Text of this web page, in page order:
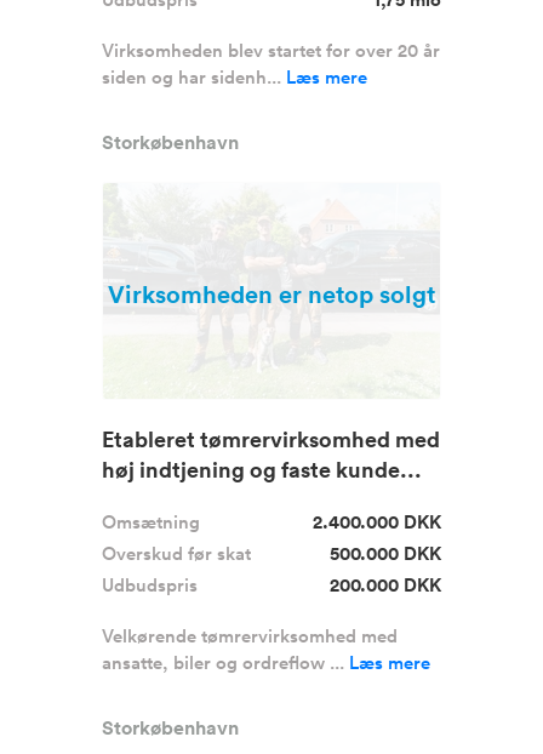
Virksomheden blev startet for over 20 år
siden og har sidenh... Læs mere
Storkøbenhavn
Virksomheden er netop solgt
Etableret tømrervirksomhed med
høj indtjening og faste kunde...
Omsætning
2.400.000 DKK
Overskud før skat
500.000 DKK
Udbudspris
200.000 DKK
Velkørende tømrervirksomhed med
ansatte, biler og ordreflow ... Læs mere
Storkøbenhavn